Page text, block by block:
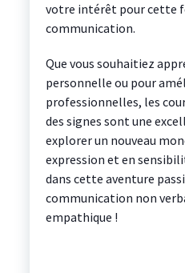
votre intérêt pour cette
communication.
Que vous souhaitiez
personnelle ou pour
professionnelles, les
des signes sont une
explorer un nouveau
expression et en
dans cette aventure
communication non
empathique !